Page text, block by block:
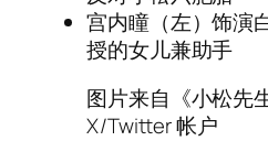
宫内瞳（左）饰演
授的女儿兼助手
图片来自《小松先
X/Twitter 帐户